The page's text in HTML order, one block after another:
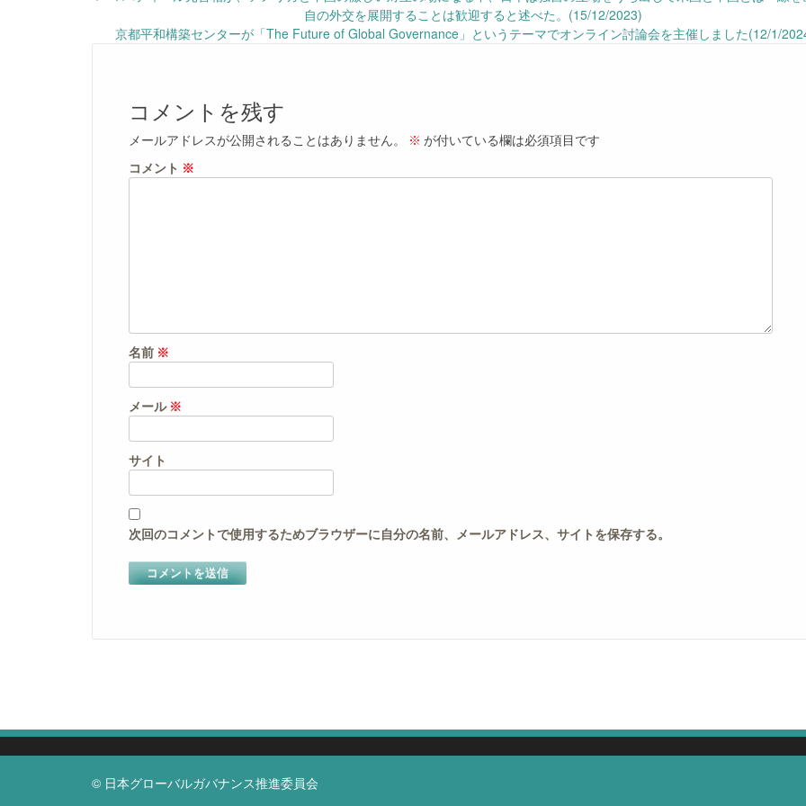
navigation
自の外交を展開することは歓迎すると述べた。(15/12/2023)
京都平和構築センターが「The Future of Global Governance」というテーマでオンライン討論会を主催しました(12/1/
コメントを残す
メールアドレスが公開されることはありません。 ※ が付いている欄は必須項目です
コメント ※
名前 ※
メール ※
サイト
次回のコメントで使用するためブラウザーに自分の名前、メールアドレス、サイトを保存する。
© 日本グローバルガバナンス推進委員会